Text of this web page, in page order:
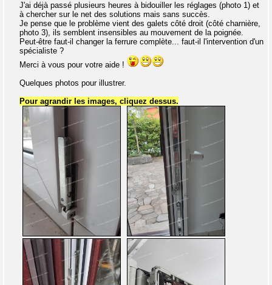
J'ai déjà passé plusieurs heures à bidouiller les réglages (photo 1) et
à chercher sur le net des solutions mais sans succès.
Je pense que le problème vient des galets côté droit (côté charnière,
photo 3), ils semblent insensibles au mouvement de la poignée.
Peut-être faut-il changer la ferrure complète... faut-il l'intervention d'un
spécialiste ?
Merci à vous pour votre aide !
Quelques photos pour illustrer.
Pour agrandir les images, cliquez dessus.